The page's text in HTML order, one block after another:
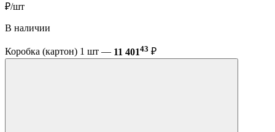
₽/шт
В наличии
Коробка (картон) 1 шт — 11 40143 ₽